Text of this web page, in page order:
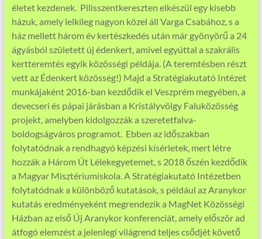
életet kezdenek. Pilisszentkereszten elkészül egy kisebb
házuk, amely lelkileg nagyon közel áll Varga Csabához, s a
ház mellett három év kertészkedés után már gyönyörű a 24
ágyásból született új édenkert, amivel egyúttal a szakrális
kertteremtés egyik közösségi példája. (A teremtésben részt
vett az Édenkert közösség!) Majd a Stratégiakutató Intézet
munkájaként 2016-ban kezdődik el Veszprém megyében, a
devecseri és pápai járásban a Kristályvölgy Faluközösség
projekt, amelyben kidolgozzák a szeretetfalva-
boldogságváros programot. Ebben az időszakban
folytatódnak a rendhagyó képzési kísérletek, mert létre
hozzák a Három Út Lélekegyetemet, s 2018 őszén kezdődik
a Magyar Misztériumiskola. A Stratégiakutató Intézetben
folytatódnak a különböző kutatások, s például az Aranykor
kutatás eredményeként megrendezik a MagNet Közösségi
Házban az első Új Aranykor konferenciát, amely először ad
átfogó elemzést a jelenlegi világrend teljes csődjét követő